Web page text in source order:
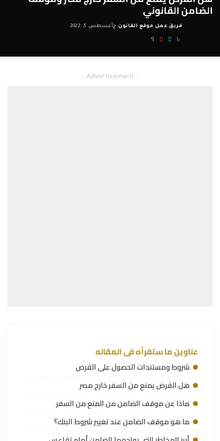
الضامن القانوني
Posted
by
فريق عمل موقع القانون أغسطس 5, 2022
– Advertisement –
عناوين ما ستقرأه فى المقاله
شروط ومستندات الحصول على القرض
هل القرض يمنع من السفر خارج مصر
ماذا عن موقف الضامن من المنع من السفر
ما هو موقف الضامن عند تغيير شروط البنك؟